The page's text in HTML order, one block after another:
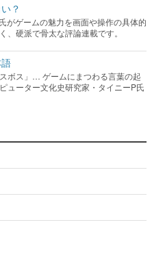
？
がゲームの魅力を画面や操作の具体的
、硬派で骨太な評論連載です。
ボス」… ゲームにまつわる言葉の起
ューター文化史研究家・タイニーP氏